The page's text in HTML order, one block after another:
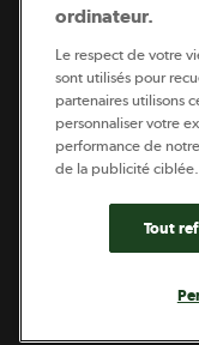
Il est
ordinateur.
Le respect de votre
sont utilisés pour
partenaires utilisons
personnaliser votre
performance de
de la publicité ciblée.
Tout